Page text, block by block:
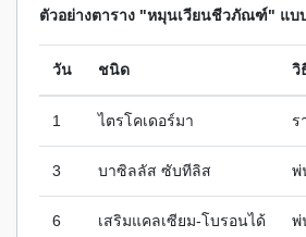
ตัวอย่างตาราง "หมุนเวียนชีวภัณฑ์" แบ
วัน ชนิด วิ
1 ไตรโคเดอร์มา ร
3 บาซิลลัส ซับทีลิส พ่
6 เสริมแคลเซียม-โบรอนได้ พ่